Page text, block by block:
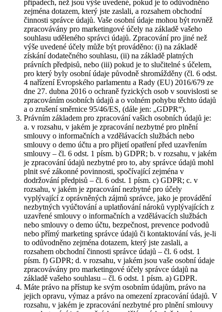
případech, než jsou výše uvedené, pokud je to odůvodněno
zejména dotazem, který jste zaslali, a rozsahem obchodní
činnosti správce údajů. Vaše osobní údaje mohou být rovněž
zpracovávány pro marketingové účely na základě vašeho
souhlasu uděleného správci údajů. Zpracování pro jiné než
výše uvedené účely může být prováděno: (i) na základě
získání dodatečného souhlasu, (ii) na základě platných
právních předpisů, nebo (iii) pokud je to slučitelné s účelem,
pro který byly osobní údaje původně shromážděny (čl. 6 odst.
4 nařízení Evropského parlamentu a Rady (EU) 2016/679 ze
dne 27. dubna 2016 o ochraně fyzických osob v souvislosti se
zpracováním osobních údajů a o volném pohybu těchto údajů
a o zrušení směrnice 95/46/ES, (dále jen: „GDPR“).
Právním základem pro zpracování vašich osobních údajů je:
a. v rozsahu, v jakém je zpracování nezbytné pro plnění
smlouvy o informačních a vzdělávacích službách nebo
smlouvy o demo účtu a pro přijetí opatření před uzavřením
smlouvy – čl. 6 odst. 1 písm. b) GDPR; b. v rozsahu, v jakém
je zpracování údajů nezbytné pro to, aby správce údajů mohl
plnit své zákonné povinnosti, spočívající zejména v
dodržování předpisů – čl. 6 odst. 1 písm. c) GDPR; c. v
rozsahu, v jakém je zpracování nezbytné pro účely
vyplývající z oprávněných zájmů správce, jako je provádění
nezbytných vyúčtování a uplatňování nároků vyplývajících z
uzavřené smlouvy o informačních a vzdělávacích službách
nebo smlouvy o demo účtu, bezpečnost, prevence podvodů
nebo přímý marketing správce údajů či kontaktování vás, je-li
to odůvodněno zejména dotazem, který jste zaslali, a
rozsahem obchodní činnosti správce údajů – čl. 6 odst. 1
písm. f) GDPR; d. v rozsahu, v jakém jsou vaše osobní údaje
zpracovávány pro marketingové účely správce údajů na
základě vašeho souhlasu – čl. 6 odst. 1 písm. a) GDPR.
Máte právo na přístup ke svým osobním údajům, právo na
jejich opravu, výmaz a právo na omezení zpracování údajů. V
rozsahu, v jakém je zpracování nezbytné pro plnění smlouvy